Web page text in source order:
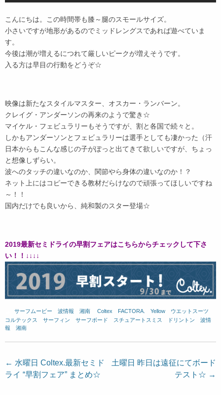
こんにちは。この時間帯も膝～腿のスモールサイズ。
小さいですが地形があるのでミッドレングスであれば遊べていま
す。
今後は潮が増えるにつれて厳しいピークが増えそうです。
入る方は早目の行動をどうぞ☆
映像は新たなスタイルマスター、オスカー・ランバーン。
クレイグ・アンダーソンの再来のようで驚き☆
マイケル・フェビュラリーもそうですが、割と各国で続々と。
しかもアンダーソンとフェビュラリーは選手としても凄かった（汗
日本からもこんな感じの子がぽっと出てきて欲しいですが、ちょっ
と想像しずらい。
波へのタッチの違いなのか、関節やら身体の違いなのか！？
ネット上にはコピーできる教材だらけなので頑張ってほしいですね
～！！
国内だけでも良いから、純和製のスター登場☆
2019最新セミドライの早割フェアはこちらからチェックして下さ
い！！↓↓↓↓
サーフムービー 波情報 湘南 Coltex FACTORA. Yellow ウエットスーツ
コルテックス
サーフィン サーフボード スチュアートスミス ドリントン
波情
報 湘南
投
稿
← 水曜日 Coltex.最新セミド
ライ “早割フェア” まとめ☆
土曜日 昨日は遠征にてボード
テスト☆ →